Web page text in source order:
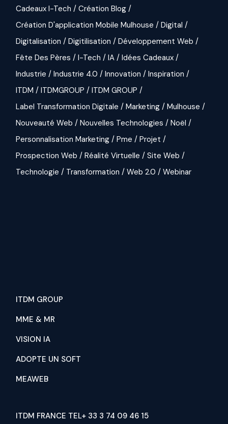
Cadeaux I-Tech
Création Blog
Création D'application Mobile Mulhouse
Digital
Digitalisation
Digitilisation
Développement Web
Fête Des Pères
I-Tech IA
Idées Cadeaux
Industrie
Industrie 4.0 Innovation
Inspiration
ITDM
ITDMGROUP
ITDM GROUP
Label Transformation Digitale
Marketing
Mulhouse
Nouveauté Web
Nouvelles Technologies
Noël
Personnalisation Marketing
Pme
Projet
Prospection Web
Réalité Virtuelle
Site Web
Technologie
Transformation Web 2.0 Webinar
ITDM GROUP
MME & MR
VISION IA
ADOPTE UN SOFT
MEAWEB
ITDM FRANCE TEL+ 33 3 74 09 46 15